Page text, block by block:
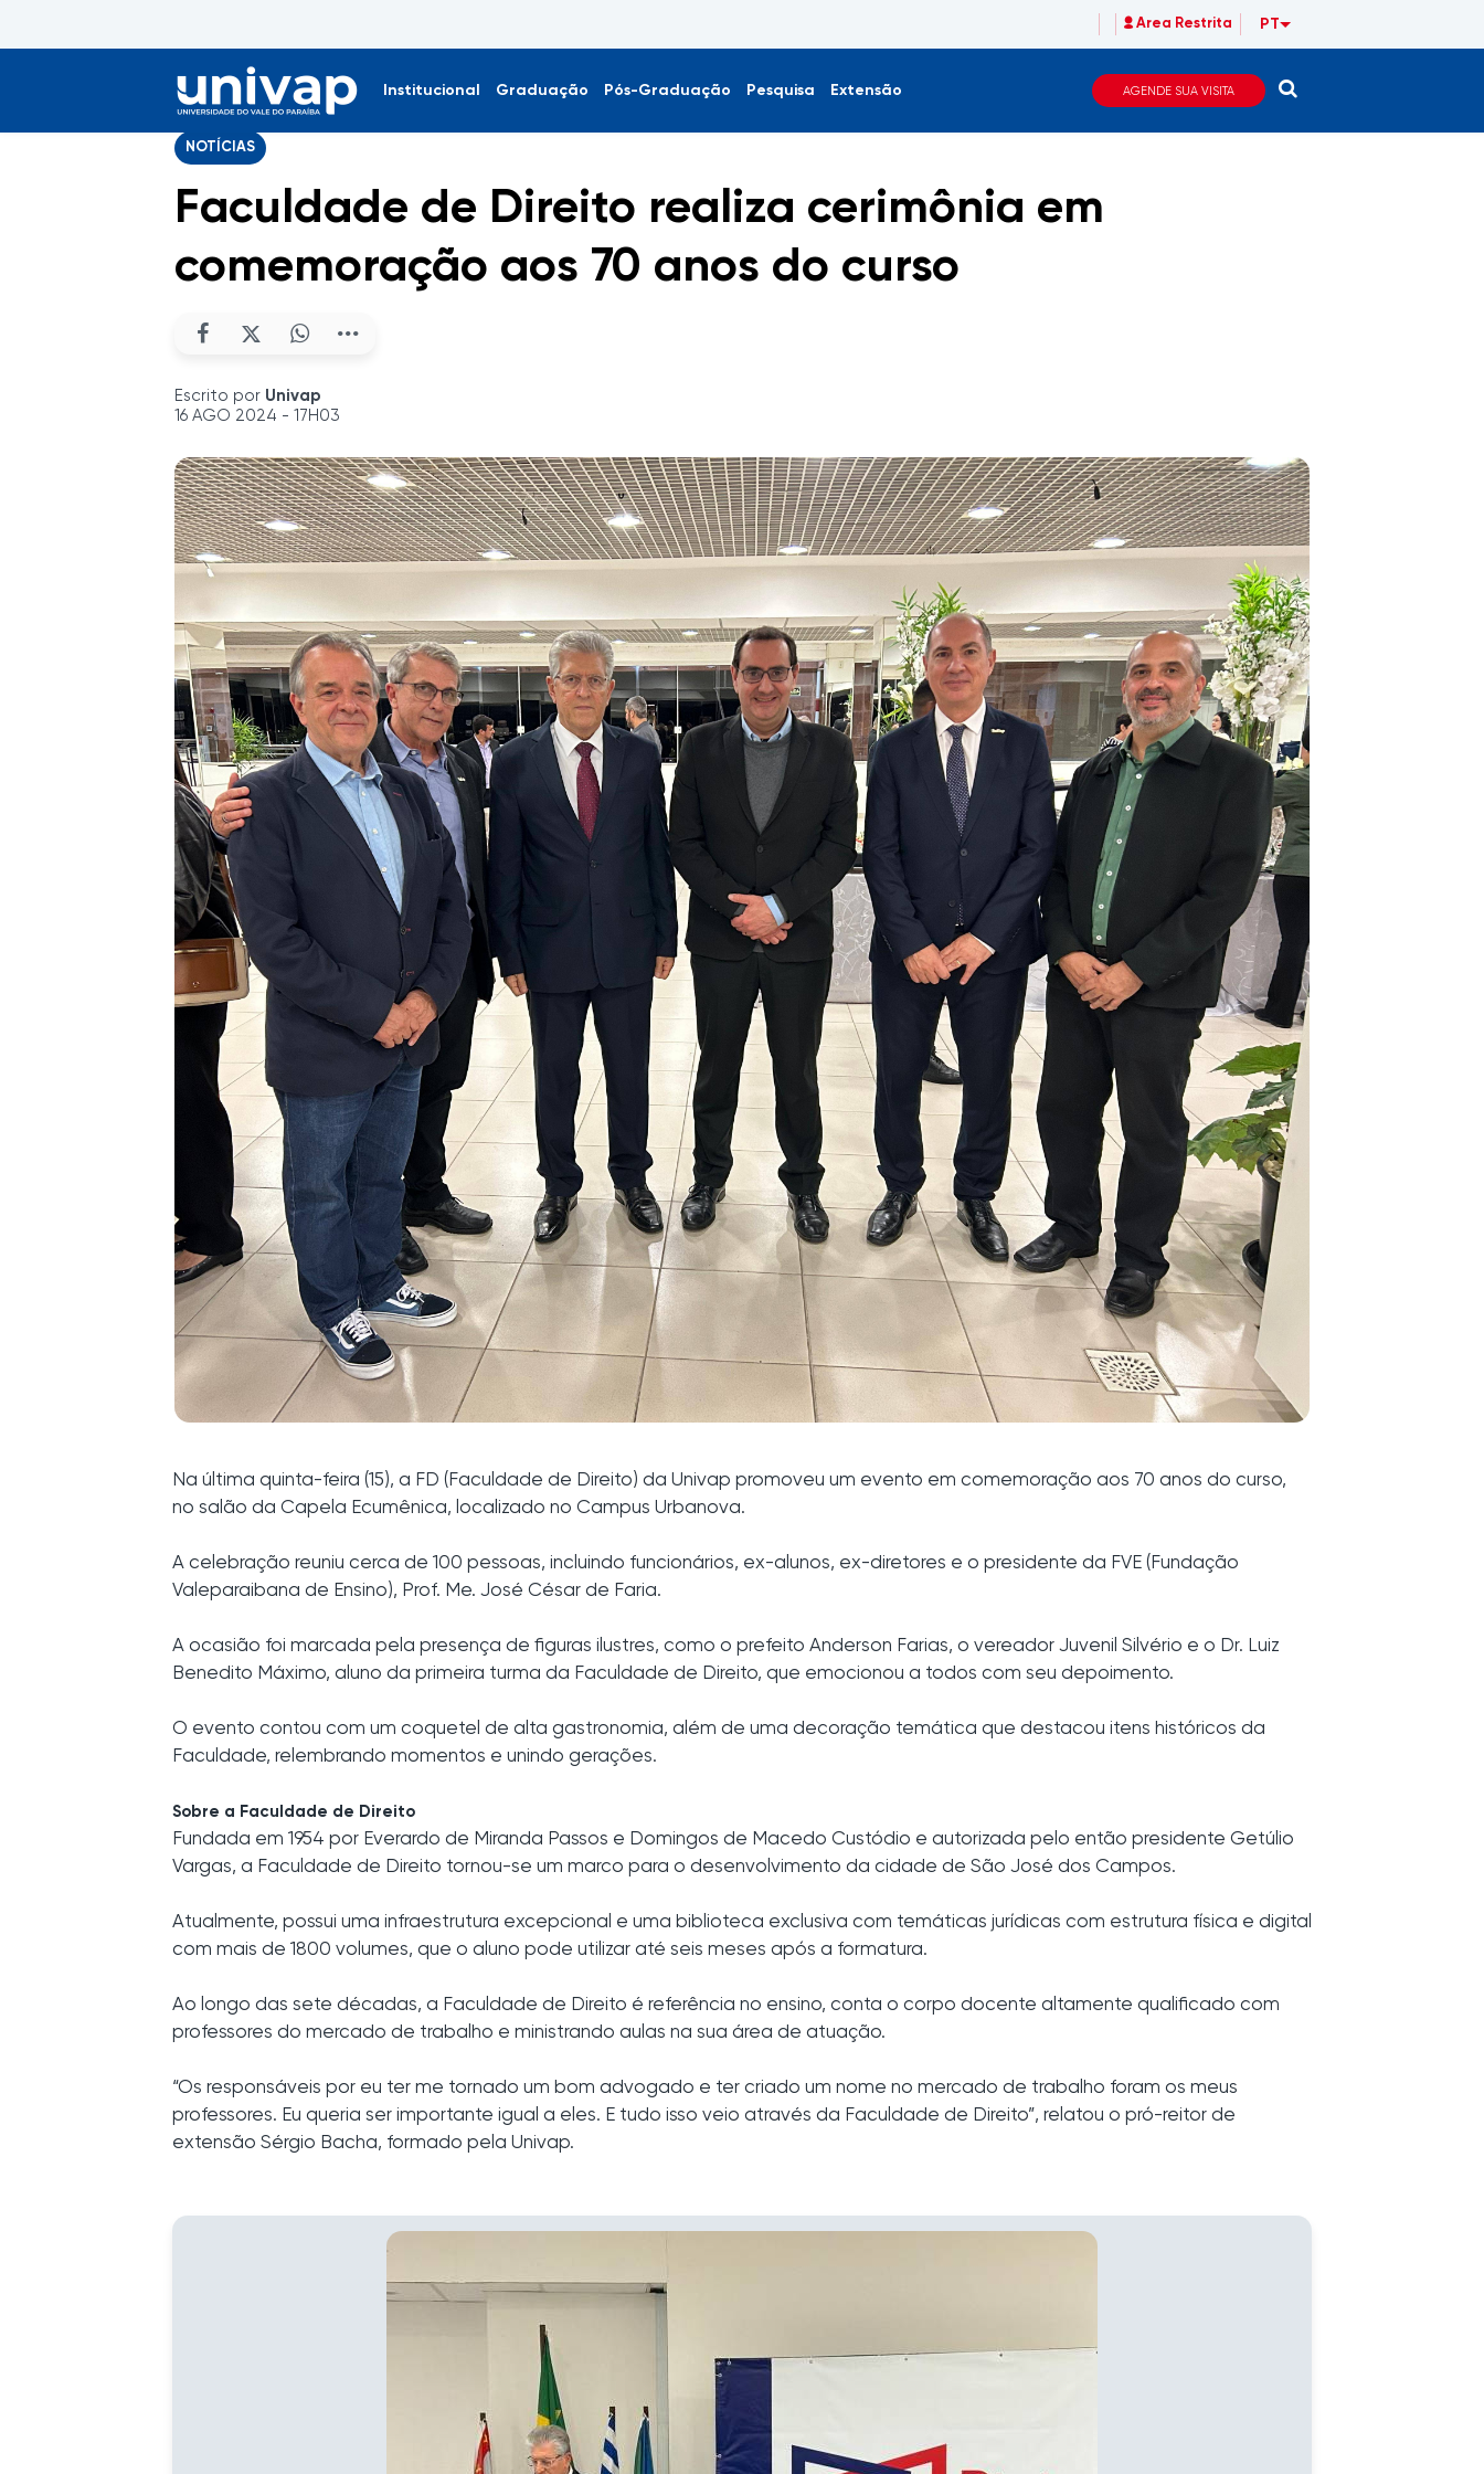
Area Restrita PT
Institucional Graduação Pós-Graduação Pesquisa Extensão AGENDE SUA VISITA
NOTÍCIAS
Faculdade de Direito realiza cerimônia em
comemoração aos 70 anos do curso
Escrito por Univap
16 AGO 2024 - 17H03
Na última quinta-feira (15), a FD (Faculdade de Direito) da Univap promoveu um evento em comemoração aos 70 anos do curso,
no salão da Capela Ecumênica, localizado no Campus Urbanova.
A celebração reuniu cerca de 100 pessoas, incluindo funcionários, ex-alunos, ex-diretores e o presidente da FVE (Fundação
Valeparaibana de Ensino), Prof. Me. José César de Faria.
A ocasião foi marcada pela presença de figuras ilustres, como o prefeito Anderson Farias, o vereador Juvenil Silvério e o Dr. Luiz
Benedito Máximo, aluno da primeira turma da Faculdade de Direito, que emocionou a todos com seu depoimento.
O evento contou com um coquetel de alta gastronomia, além de uma decoração temática que destacou itens históricos da
Faculdade, relembrando momentos e unindo gerações.
Sobre a Faculdade de Direito
Fundada em 1954 por Everardo de Miranda Passos e Domingos de Macedo Custódio e autorizada pelo então presidente Getúlio
Vargas, a Faculdade de Direito tornou-se um marco para o desenvolvimento da cidade de São José dos Campos.
Atualmente, possui uma infraestrutura excepcional e uma biblioteca exclusiva com temáticas jurídicas com estrutura física e digital
com mais de 1800 volumes, que o aluno pode utilizar até seis meses após a formatura.
Ao longo das sete décadas, a Faculdade de Direito é referência no ensino, conta o corpo docente altamente qualificado com
professores do mercado de trabalho e ministrando aulas na sua área de atuação.
“Os responsáveis por eu ter me tornado um bom advogado e ter criado um nome no mercado de trabalho foram os meus
professores. Eu queria ser importante igual a eles. E tudo isso veio através da Faculdade de Direito”, relatou o pró-reitor de
extensão Sérgio Bacha, formado pela Univap.